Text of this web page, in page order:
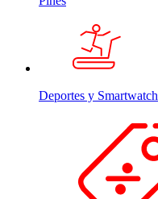
Deportes y Smartwatch